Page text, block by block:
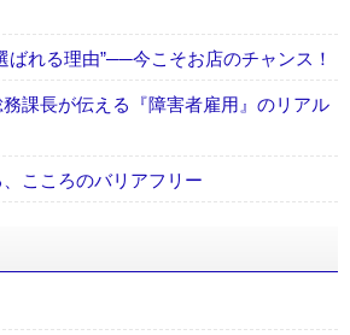
ばれる理由”──今こそお店のチャンス！
務課長が伝える『障害者雇用』のリアル
こころのバリアフリー